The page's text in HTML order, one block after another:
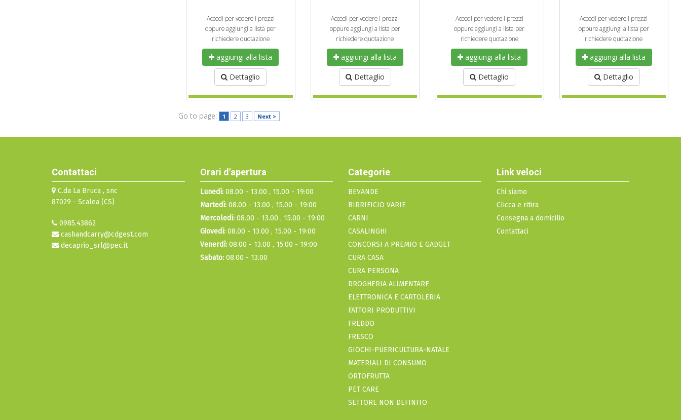
Accedi per vedere i prezzi
oppure aggiungi a lista per
richiedere quotazione
aggiungi alla lista
Dettaglio
Accedi per vedere i prezzi
oppure aggiungi a lista per
richiedere quotazione
aggiungi alla lista
Dettaglio
Accedi per vedere i prezzi
oppure aggiungi a lista per
richiedere quotazione
aggiungi alla lista
Dettaglio
Accedi per vedere i prezzi
oppure aggiungi a lista per
richiedere quotazione
aggiungi alla lista
Dettaglio
Go to page: 1 2 3 Next >
Contattaci
C.da La Bruca , snc
87029 - Scalea (CS)
0985.43862
cashandcarry@cdgest.com
decaprio_srl@pec.it
Orari d'apertura
Lunedì:08.00 - 13.00 , 15.00 - 19:00
Martedì:08.00 - 13.00 , 15.00 - 19:00
Mercoledì:08.00 - 13.00 , 15.00 - 19:00
Giovedì:08.00 - 13.00 , 15.00 - 19:00
Venerdì:08.00 - 13.00 , 15.00 - 19:00
Sabato:08.00 - 13.00
Categorie
BEVANDE
BIRRIFICIO VARIE
CARNI
CASALINGHI
CONCORSI A PREMIO E GADGET
CURA CASA
CURA PERSONA
DROGHERIA ALIMENTARE
ELETTRONICA E CARTOLERIA
FATTORI PRODUTTIVI
FREDDO
FRESCO
GIOCHI-PUERICULTURA-NATALE
MATERIALI DI CONSUMO
ORTOFRUTTA
PET CARE
SETTORE NON DEFINITO
Link veloci
Chi siamo
Clicca e ritira
Consegna a domicilio
Contattaci